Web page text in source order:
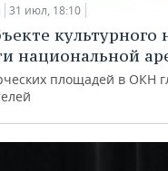
31 июл, 18:10
культурного
национальной
площадей в ОКН